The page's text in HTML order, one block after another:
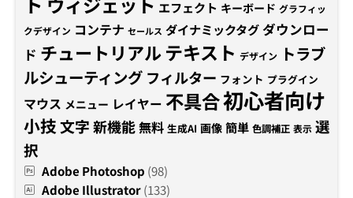
エフェクト キーボード グラフィッ
クデザイン コンテナ セールス ダイナミックタグダウンロー
ド チュートリアルテキスト デザイン トラブ
ルシューティング フィルター フォント プラグイン
マウス メニュー レイヤー 不具合初心者向け
小技文字新機能無料 生成AI 画像 簡単 色調補正 表示 選
択
Adobe Photoshop (98)
Adobe Illustrator(133)